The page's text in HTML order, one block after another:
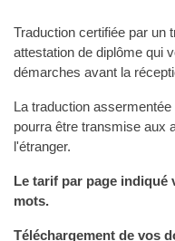
Traduction certifiée par un
attestation de diplôme qui
démarches avant la
La traduction
pourra être transmise aux
l'étranger.
Le tarif par page indiqué
mots.
Téléchargement de vos